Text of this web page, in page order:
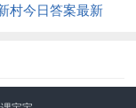
村今日答案最新